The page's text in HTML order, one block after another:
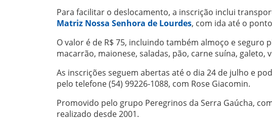
Para facilitar o deslocamento, a inscrição inclui
Matriz Nossa Senhora de Lourdes, com ida até o
O valor é de R$ 75, incluindo também almoço e seguro
macarrão, maionese, saladas, pão, carne suína, galeto,
As inscrições seguem abertas até o dia 24 de julho e
pelo telefone (54) 99226-1088, com Rose Giacomin.
Promovido pelo grupo Peregrinos da Serra Gaúcha,
realizado desde 2001.